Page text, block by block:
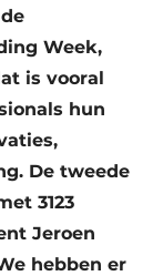
Week,
is vooral
hun
De tweede
3123
Jeroen
hebben er